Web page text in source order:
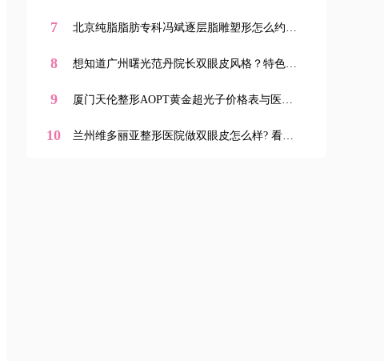
小程序一键预约！-新颜智尚小程序一键预约！
7
北京纯脂脂肪专科冯斌逐层脂雕塑形怎么约？
全解析
8
想知道广州曙光范丹院长双眼皮风格？特色项
询
9
厦门天伦整形AOPT黄金超光子价格表与医生
10
兰州维多丽亚整形医院做双眼皮怎么样? 看兰